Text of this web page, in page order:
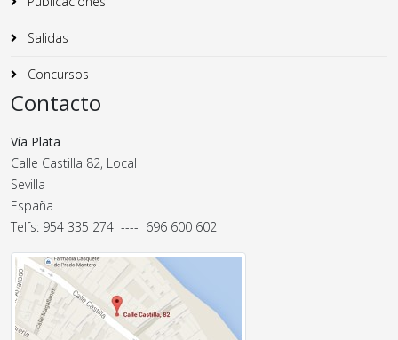
Salidas
Concursos
Contacto
Vía Plata
Calle Castilla 82, Local
Sevilla
España
Telfs: 954 335 274 ---- 696 600 602